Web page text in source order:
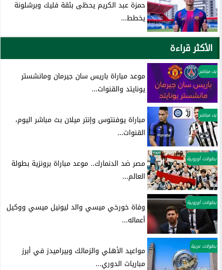
حمزة عبد الكريم يحظى بثقة فليك وبرشلونة
يخطط...
الأكثر قراءة
بث مباشر
موعد مباراة باريس سان جيرمان ومانشستر
يونايتد والقنوات...
بث مباشر
مباراة يوفنتوس وإنتر ميلان بث مباشر اليوم،
القنوات...
بطولات أوروبية
مصر ضد الدنمارك.. موعد مباراة برونزية بطولة
العالم...
بطولات أوروبية
وفاة خورخي ميسي والد ليونيل ميسي ووكيل
أعماله...
بطولات عربية
مواعيد الأهلي والزمالك وبيراميدز في أبرز
مباريات الدوري...